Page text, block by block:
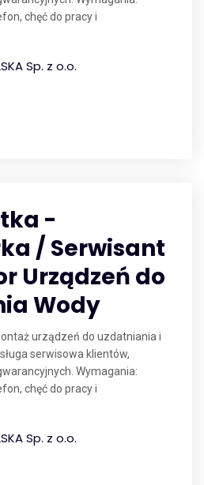
chęć do pracy i
Sp. z o.o.
-
/ Serwisant
Urządzeń do
Wody
urządzeń do uzdatniania i
serwisowa klientów,
Wymagania:
chęć do pracy i
Sp. z o.o.